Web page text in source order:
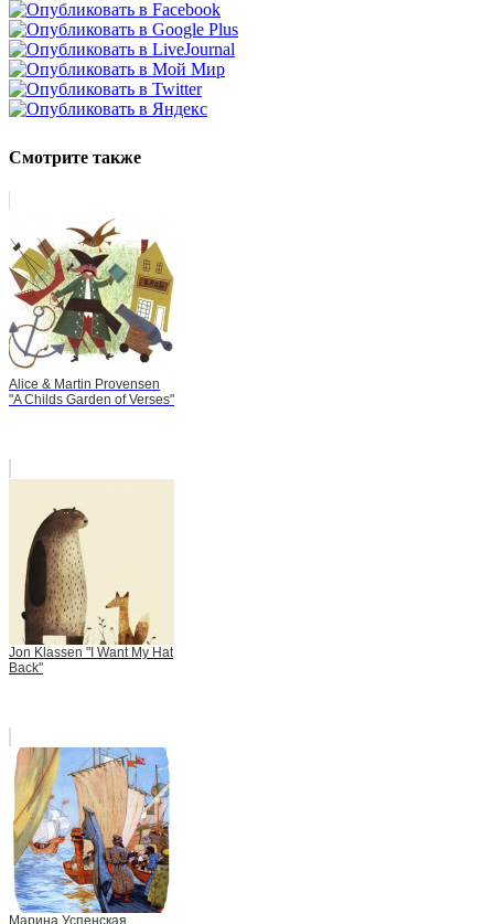
Смотрите также
Alice & Martin Provensen
"A Childs Garden of Verses"
Jon Klassen "I Want My Hat
Back"